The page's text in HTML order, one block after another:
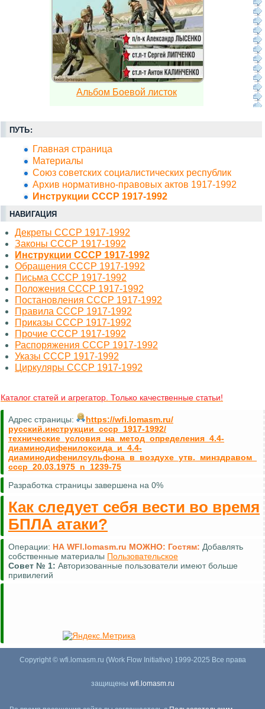
Альбом Боевой листок
ПУТЬ:
Главная страница
Материалы
Союз советских социалистических республик
Архив нормативно-правовых актов 1917-1992
Инструкции СССР 1917-1992
НАВИГАЦИЯ
Декреты СССР 1917-1992
Законы СССР 1917-1992
Инструкции СССР 1917-1992
Обращения СССР 1917-1992
Письма СССР 1917-1992
Положения СССР 1917-1992
Постановления СССР 1917-1992
Правила СССР 1917-1992
Приказы СССР 1917-1992
Прочие СССР 1917-1992
Распоряжения СССР 1917-1992
Указы СССР 1917-1992
Циркуляры СССР 1917-1992
Каталог статей и агрегатор. Только качественные статьи!
Адрес страницы:
https://wfi.lomasm.ru/
русский.инструкции_ссср_1917-1992/
технические_условия_на_метод_определения_4.4-
диаминодифенилоксида_и_4.4-
диаминодифенилсульфона_в_воздухе_утв._минздравом_
ссср_20.03.1975_n_1239-75
Разработка страницы завершена на 0%
Как следует себя вести во время
БПЛА атаки?
Операции: НА WFI.lomasm.ru МОЖНО: Гостям: Добавлять
собственные материалы Пользовательское
Совет № 1: Авторизованные пользователи имеют больше
привилегий
Copyright © wfi.lomasm.ru (Work Flow Initiative) 1999-2025 Все права
защищены wfi.lomasm.ru